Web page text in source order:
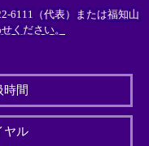
6111（代表）または福知山
ください。
時間
ヤル